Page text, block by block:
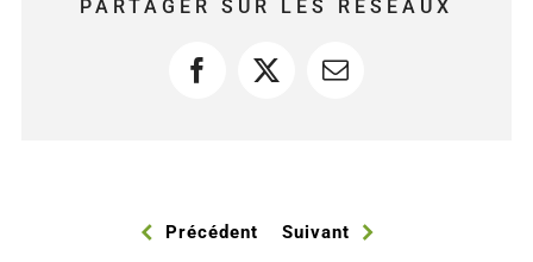
PARTAGER SUR LES RÉSEAUX
Facebook
X Courriel
Précédent Suivant